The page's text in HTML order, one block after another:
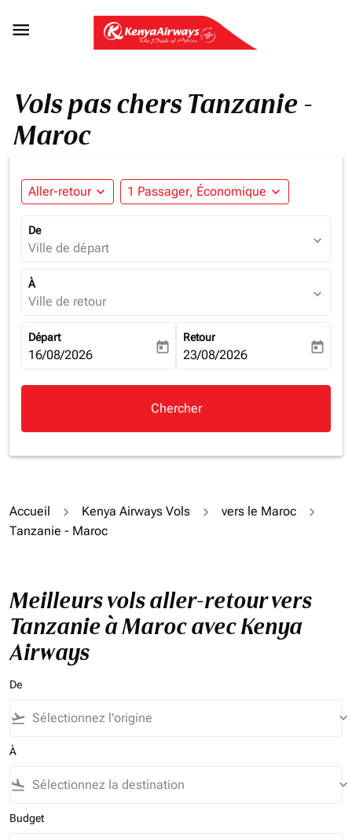

Vols pas chers Tanzanie -
Maroc
Aller-retour expand_more 1 Passager, Économique expand_more
De
Ville de départ expand_more
À
Ville de retour expand_more
Départ
fc-booking-departure-date-aria-label
16/08/2026 today
Retour
fc-booking-return-date-aria-
23/08/2026 today
Chercher
Accueil Kenya Airways Vols
vers le Maroc
Tanzanie - Maroc
Meilleurs vols aller-retour vers
Tanzanie à Maroc avec Kenya
Airways
De
flight_takeoff keyboard_arrow_down
À
flight_land keyboard_arrow_down
Budget